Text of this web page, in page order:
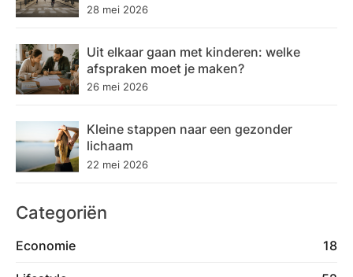
28 mei 2026
Uit elkaar gaan met kinderen: welke
afspraken moet je maken?
26 mei 2026
Kleine stappen naar een gezonder
lichaam
22 mei 2026
Categoriën
Economie 18